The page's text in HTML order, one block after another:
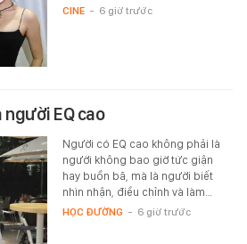
CINE - 6 giờ trước
người EQ cao
Người có EQ cao không phải là
người không bao giờ tức giận
hay buồn bã, mà là người biết
nhìn nhận, điều chỉnh và làm…
HỌC ĐƯỜNG - 6 giờ trước